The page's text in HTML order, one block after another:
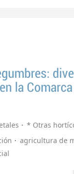
la
* Otras
agricultura de